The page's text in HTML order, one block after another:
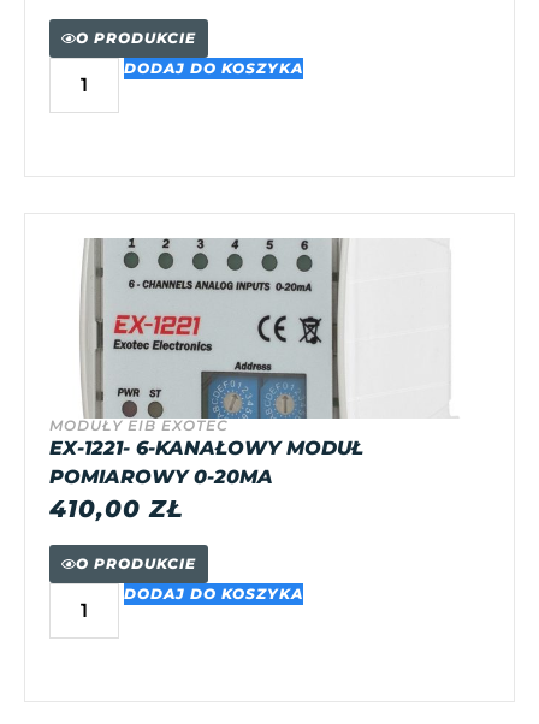
O PRODUKCIE
DODAJ DO KOSZYKA
MODUŁY EIB EXOTEC
EX-1221- 6-KANAŁOWY MODUŁ
POMIAROWY 0-20MA
410,00ZŁ
O PRODUKCIE
DODAJ DO KOSZYKA